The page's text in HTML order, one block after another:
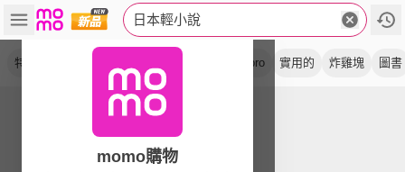
日本輕小說
特裝版 mopro 實用的 炸雞塊 圖書
momo購物